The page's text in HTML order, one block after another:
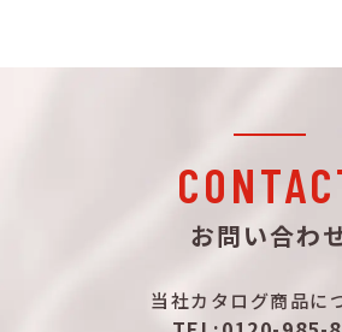
詳細はこちら 扉付
扉なし
詳細はこちら 扉なし
お問い合わ
当社カタログ商品に